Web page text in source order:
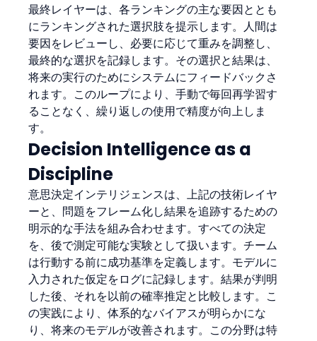
最終レイヤーは、各ランキングの主な要因ととも
にランキングされた選択肢を提示します。人間は
要因をレビューし、必要に応じて重みを調整し、
最終的な選択を記録します。その選択と結果は、
将来の実行のためにシステムにフィードバックさ
れます。このループにより、手動で毎回再学習す
ることなく、繰り返しの使用で精度が向上しま
す。
Decision Intelligence as a
Discipline
意思決定インテリジェンスは、上記の技術レイヤ
ーと、問題をフレーム化し結果を追跡するための
明示的な手法を組み合わせます。すべての決定
を、後で測定可能な実験として扱います。チーム
は行動する前に成功基準を定義します。モデルに
入力された仮定をログに記録します。結果が判明
した後、それを以前の確率推定と比較します。こ
の実践により、体系的なバイアスが明らかにな
り、将来のモデルが改善されます。この分野は特